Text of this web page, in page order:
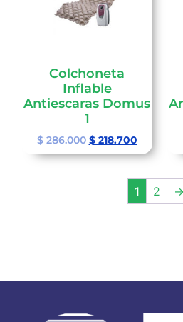
Colchoneta
Inflable
Antiescaras Domus
1
$286.000 $218.700
1 2 →